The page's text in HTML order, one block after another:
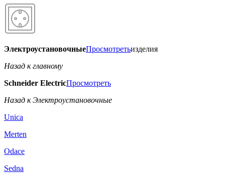
ЭлектроустановочныеПросмотретьизделия
Назад к главному
Schneider ElectricПросмотреть
Назад к Электроустановочные
Unica
Merten
Odace
Sedna